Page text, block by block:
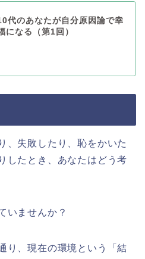
代のあなたが自分原因論で幸
になる（第1回）
、失敗したり、恥をかいた
したとき、あなたはどう考
いませんか？
り、現在の環境という「結